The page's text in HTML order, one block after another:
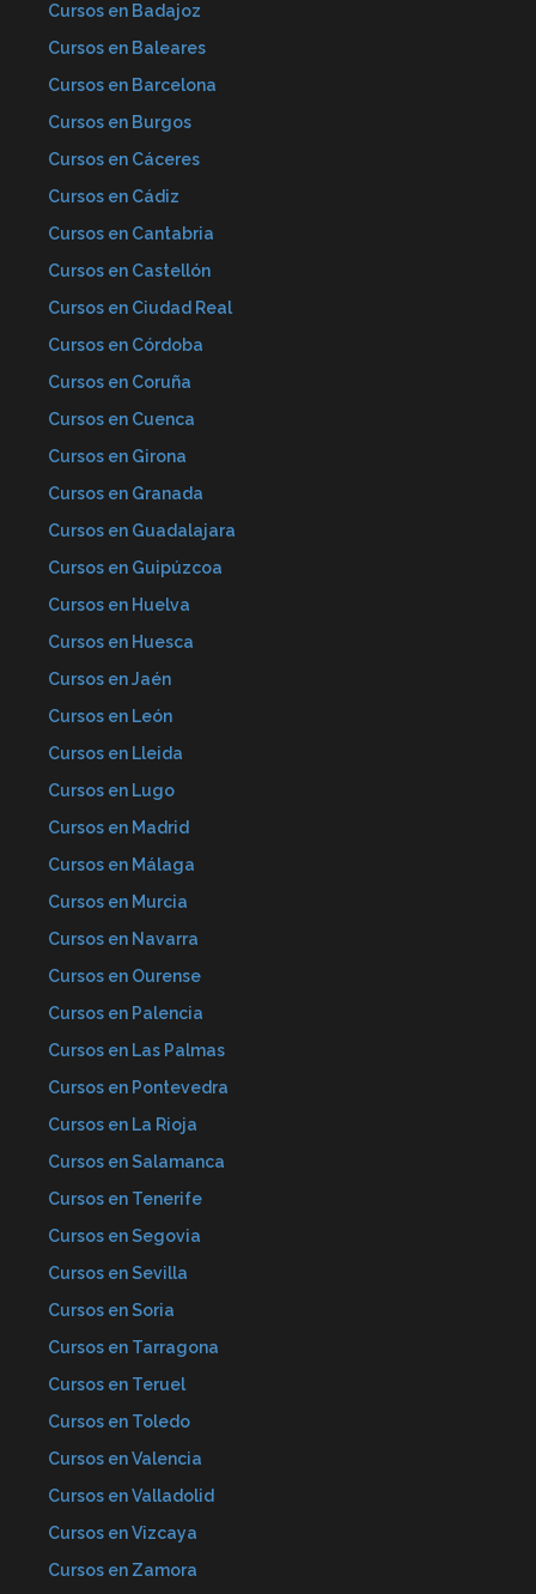
Cursos en Badajoz
Cursos en Baleares
Cursos en Barcelona
Cursos en Burgos
Cursos en Cáceres
Cursos en Cádiz
Cursos en Cantabria
Cursos en Castellón
Cursos en Ciudad Real
Cursos en Córdoba
Cursos en Coruña
Cursos en Cuenca
Cursos en Girona
Cursos en Granada
Cursos en Guadalajara
Cursos en Guipúzcoa
Cursos en Huelva
Cursos en Huesca
Cursos en Jaén
Cursos en León
Cursos en Lleida
Cursos en Lugo
Cursos en Madrid
Cursos en Málaga
Cursos en Murcia
Cursos en Navarra
Cursos en Ourense
Cursos en Palencia
Cursos en Las Palmas
Cursos en Pontevedra
Cursos en La Rioja
Cursos en Salamanca
Cursos en Tenerife
Cursos en Segovia
Cursos en Sevilla
Cursos en Soria
Cursos en Tarragona
Cursos en Teruel
Cursos en Toledo
Cursos en Valencia
Cursos en Valladolid
Cursos en Vizcaya
Cursos en Zamora